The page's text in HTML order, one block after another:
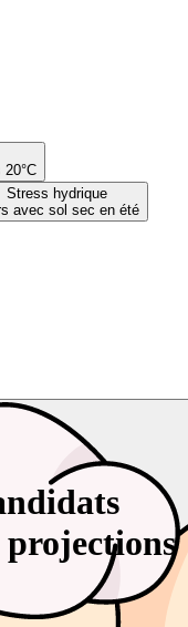
Stress hydrique
avec sol sec en été
projections